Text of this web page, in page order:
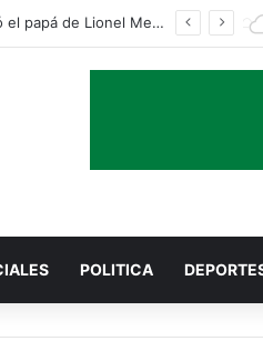
Falleció el papá de Lionel Messi
POLITICA